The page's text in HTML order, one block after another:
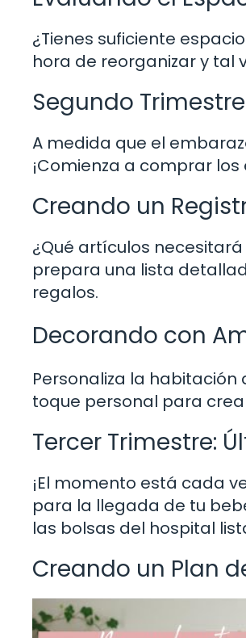
¿Tienes suficiente
hora de reorganizar y tal
Segundo
A medida que el
¡Comienza a comprar
Creando un
¿Qué artículos
prepara una lista
regalos.
Decorando con
Personaliza la habitación
toque personal para
Tercer Trimestre:
¡El momento está cada
para la llegada de tu
las bolsas del hospital
Creando un Plan